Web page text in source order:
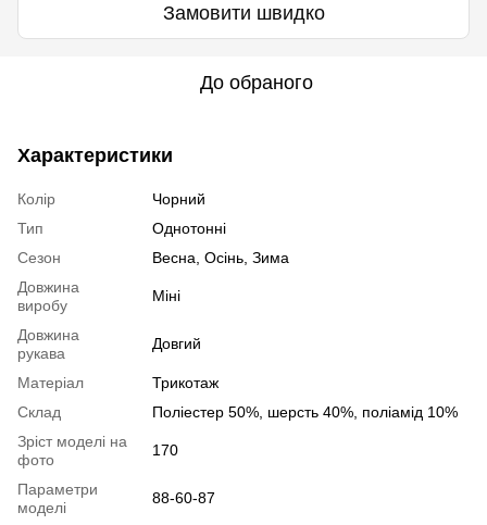
Замовити швидко
До обраного
Характеристики
Колір
Чорний
Тип
Однотонні
Сезон
Весна, Осінь, Зима
Довжина
виробу
Міні
Довжина
рукава
Довгий
Матеріал
Трикотаж
Склад
Поліестер 50%, шерсть 40%, поліамід 10%
Зріст моделі на
фото
170
Параметри
моделі
88-60-87